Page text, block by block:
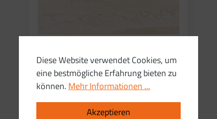
Feinsteinzeug 15x60,5 cm 8,5 mm
Creme V3
Diese Website verwendet Cookies, um
eine bestmögliche Erfahrung bieten zu
können. Mehr Informationen ...
Akzeptieren